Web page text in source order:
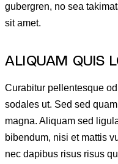
gubergren, no sea
sit amet.
ALIQUAM QUIS
Curabitur pellentesque
sodales ut. Sed sed
magna. Aliquam sed
bibendum, nisi et mattis
nec dapibus risus risus